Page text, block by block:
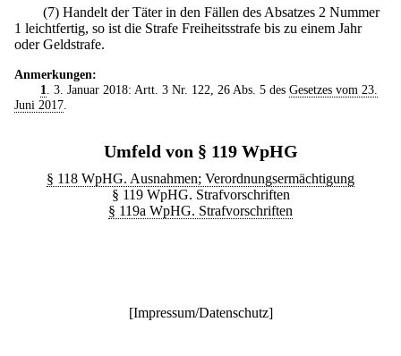
(7) Handelt der Täter in den Fällen des Absatzes 2 Nummer
1 leichtfertig, so ist die Strafe Freiheitsstrafe bis zu einem Jahr
oder Geldstrafe.
Anmerkungen:
1
. 3. Januar 2018: Artt. 3 Nr. 122, 26 Abs. 5 des Gesetzes vom 23.
Juni 2017
Umfeld von § 119 WpHG
§ 118 WpHG. Ausnahmen; Verordnungsermächtigung
§ 119 WpHG. Strafvorschriften
§ 119a WpHG. Strafvorschriften
[Impressum/Datenschutz]